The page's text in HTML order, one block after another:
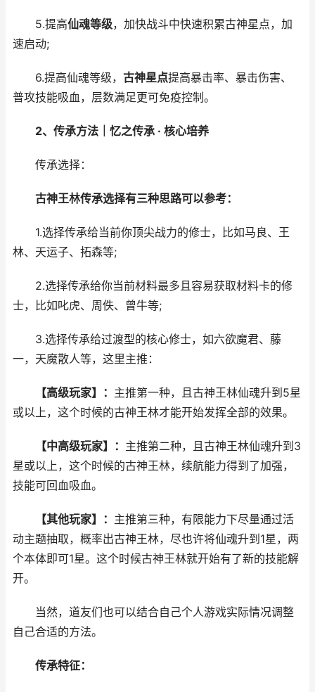
5.提高仙魂等级，加快战斗中快速积累古神星点，加
速启动;
6.提高仙魂等级， 古神星点提高暴击率、暴击伤害、
普攻技能吸血，层数满足更可免疫控制。
2、传承方法｜忆之传承 · 核心培养
传承选择：
古神王林传承选择有三种思路可以参考：
1.选择传承给当前你顶尖战力的修士，比如马良、王
林、天运子、拓森等;
2.选择传承给你当前材料最多且容易获取材料卡的修
士，比如叱虎、周佚、曾牛等;
3.选择传承给过渡型的核心修士，如六欲魔君、藤
一，天魔散人等，这里主推：
【高级玩家】： 主推第一种，且古神王林仙魂升到5星
或以上，这个时候的古神王林才能开始发挥全部的效果。
【中高级玩家】： 主推第二种，且古神王林仙魂升到3
星或以上，这个时候的古神王林，续航能力得到了加强，
技能可回血吸血。
【其他玩家】： 主推第三种，有限能力下尽量通过活
动主题抽取，概率出古神王林，尽也许将仙魂升到1星，两
个本体即可1星。这个时候古神王林就开始有了新的技能解
开。
当然，道友们也可以结合自己个人游戏实际情况调整
自己合适的方法。
传承特征：